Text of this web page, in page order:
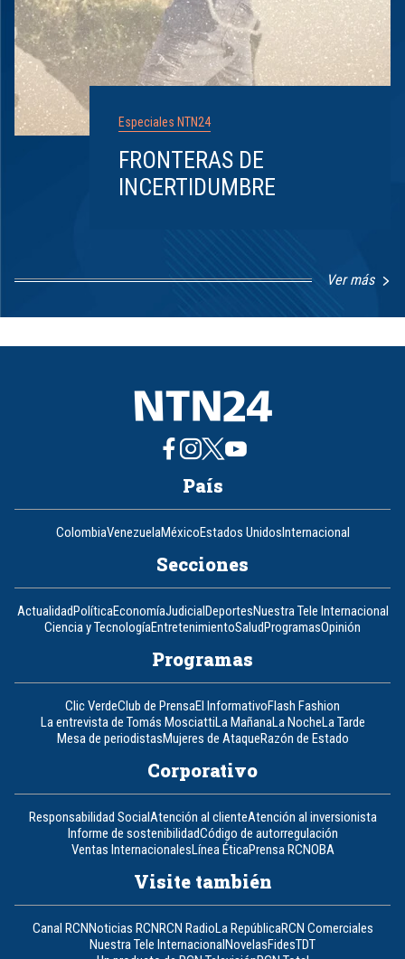
Especiales NTN24
FRONTERAS DE
INCERTIDUMBRE
Ver más
1
8
País
ColombiaVenezuelaMéxicoEstados UnidosInternacional
Secciones
ActualidadPolíticaEconomíaJudicialDeportesNuestra Tele Internacional
Ciencia y TecnologíaEntretenimientoSaludProgramasOpinión
Programas
Clic VerdeClub de PrensaEl InformativoFlash Fashion
La entrevista de Tomás MosciattiLa MañanaLa NocheLa Tarde
Mesa de periodistasMujeres de AtaqueRazón de Estado
Corporativo
Responsabilidad SocialAtención al clienteAtención al inversionista
Informe de sostenibilidadCódigo de autorregulación
Ventas InternacionalesLínea ÉticaPrensa RCNOBA
Visite también
Canal RCNNoticias RCNRCN RadioLa RepúblicaRCN Comerciales
Nuestra Tele InternacionalNovelasFidesTDT